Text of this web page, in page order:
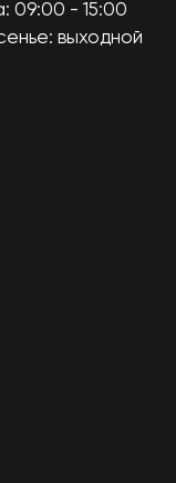
09:00 - 15:00
выходной